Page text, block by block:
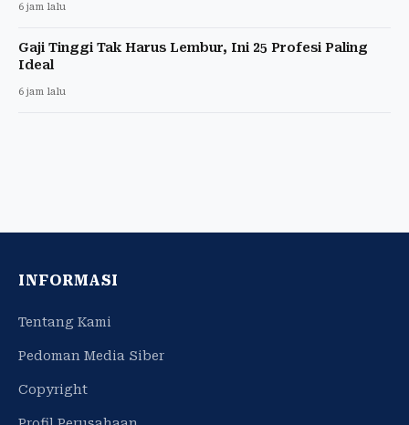
6 jam lalu
Gaji Tinggi Tak Harus Lembur, Ini 25 Profesi Paling
Ideal
6 jam lalu
INFORMASI
Tentang Kami
Pedoman Media Siber
Copyright